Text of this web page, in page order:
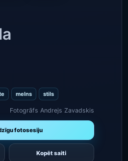
melns stils
Fotogrāfs Andrejs Zavadskis
fotosesiju
Kopēt saiti